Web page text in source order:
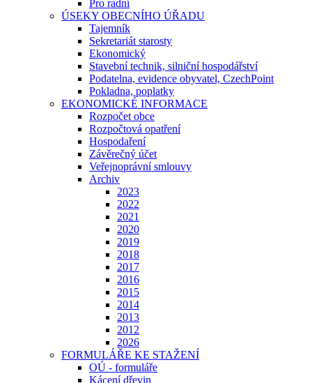
Pro radní
ÚSEKY OBECNÍHO ÚŘADU
Tajemník
Sekretariát starosty
Ekonomický
Stavební technik, silniční hospodářství
Podatelna, evidence obyvatel, CzechPoint
Pokladna, poplatky
EKONOMICKÉ INFORMACE
Rozpočet obce
Rozpočtová opatření
Hospodaření
Závěrečný účet
Veřejnoprávní smlouvy
Archiv
2023
2022
2021
2020
2019
2018
2017
2016
2015
2014
2013
2012
2026
FORMULÁŘE KE STAŽENÍ
OÚ - formuláře
Kácení dřevin